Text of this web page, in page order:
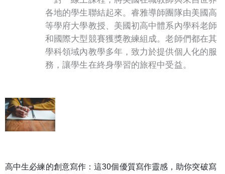
各地的學生聯結起來。睿雅導師團隊由美國高
等學府大學教授、美國初高中體系內學科老師
和國際大型競賽獲獎教練組成。老師們都在其
學科領域內教學多年，致力於提供個人化的服
務，讓學生在終身學習的旅程中受益。
高中生必練的創意寫作：這30個優質寫作靈感，助你突破寫